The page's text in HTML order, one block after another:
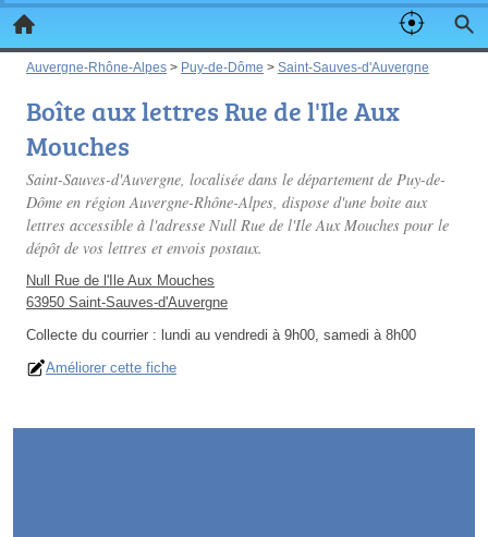
Auvergne-Rhône-Alpes > Puy-de-Dôme > Saint-Sauves-d'Auvergne
Boîte aux lettres Rue de l'Ile Aux
Mouches
Saint-Sauves-d'Auvergne, localisée dans le département de Puy-de-
Dôme en région Auvergne-Rhône-Alpes, dispose d'une boite aux
lettres accessible à l'adresse Null Rue de l'Ile Aux Mouches pour le
dépôt de vos lettres et envois postaux.
Null Rue de l'Ile Aux Mouches
63950 Saint-Sauves-d'Auvergne
Collecte du courrier : lundi au vendredi à 9h00, samedi à 8h00
Améliorer cette fiche